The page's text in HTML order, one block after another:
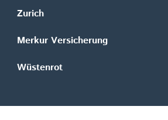
Zurich
Merkur Versicherung
Wüstenrot